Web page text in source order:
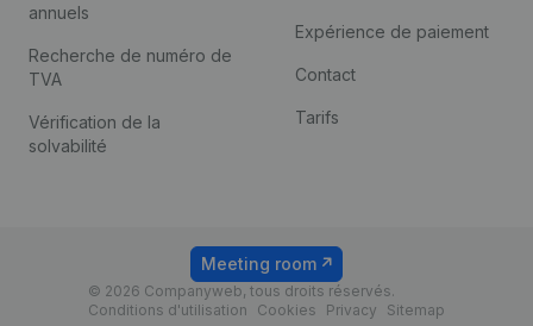
annuels
Recherche de numéro de
TVA
Vérification de la
solvabilité
Expérience de paiement
Contact
Tarifs
© 2026 Companyweb, tous droits réservés.
Conditions d'utilisation
Cookies Privacy Sitemap
Meeting room